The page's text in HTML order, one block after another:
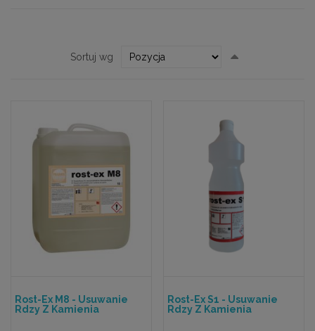
Sortuj wg
kierunek
Rost-Ex M8 - Usuwanie
Rdzy Z Kamienia
Rost-Ex S1 - Usuwanie
Rdzy Z Kamienia